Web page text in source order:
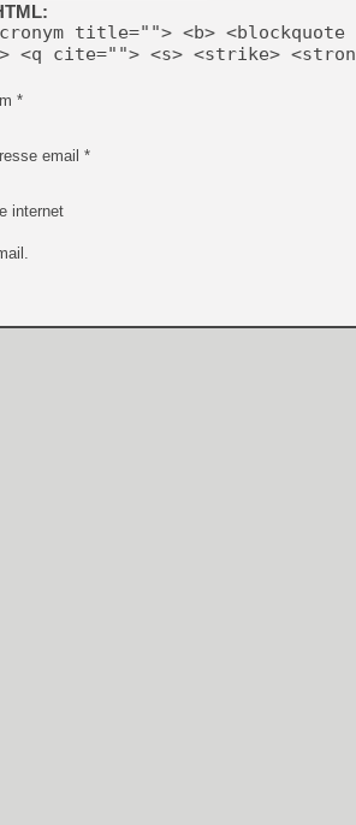
[LS] [Switch] NSZ 5.0.0
[GK] No More Room in
[GK] Un chatbot Atelier
[GK] Agenda - GeForce
title=""> <b> <blockquote
<q cite=""> <s> <strike>
*
email *
internet